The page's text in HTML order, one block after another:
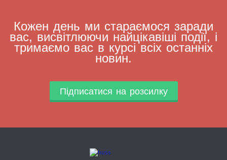
Кожен день ми стараємося заради
вас, висвітлюючи найцікавіші події, і
тримаємо вас в курсі всіх останніх
новин.
Підписатися на розсилку